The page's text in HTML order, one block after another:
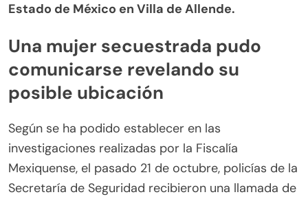
Estado de México en Villa de Allende.
Una mujer secuestrada pudo
comunicarse revelando su
posible ubicación
Según se ha podido establecer en las
investigaciones realizadas por la Fiscalía
Mexiquense, el pasado 21 de octubre, policías de la
Secretaría de Seguridad recibieron una llamada de